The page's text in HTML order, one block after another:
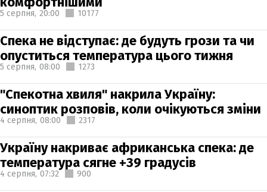
5 серпня, 20:00 10177
Спека не відступає: де будуть грози та чи
опуститься температура цього тижня
5 серпня, 08:00 1273
"Спекотна хвиля" накрила Україну:
синоптик розповів, коли очікуються зміни
4 серпня, 08:00 2317
Україну накриває африканська спека: де
температура сягне +39 градусів
4 серпня, 07:32 900